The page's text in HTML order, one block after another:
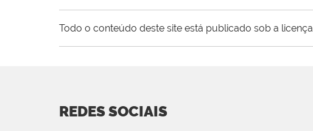
Todo o conteúdo deste site está publicado sob a licença
REDES SOCIAIS